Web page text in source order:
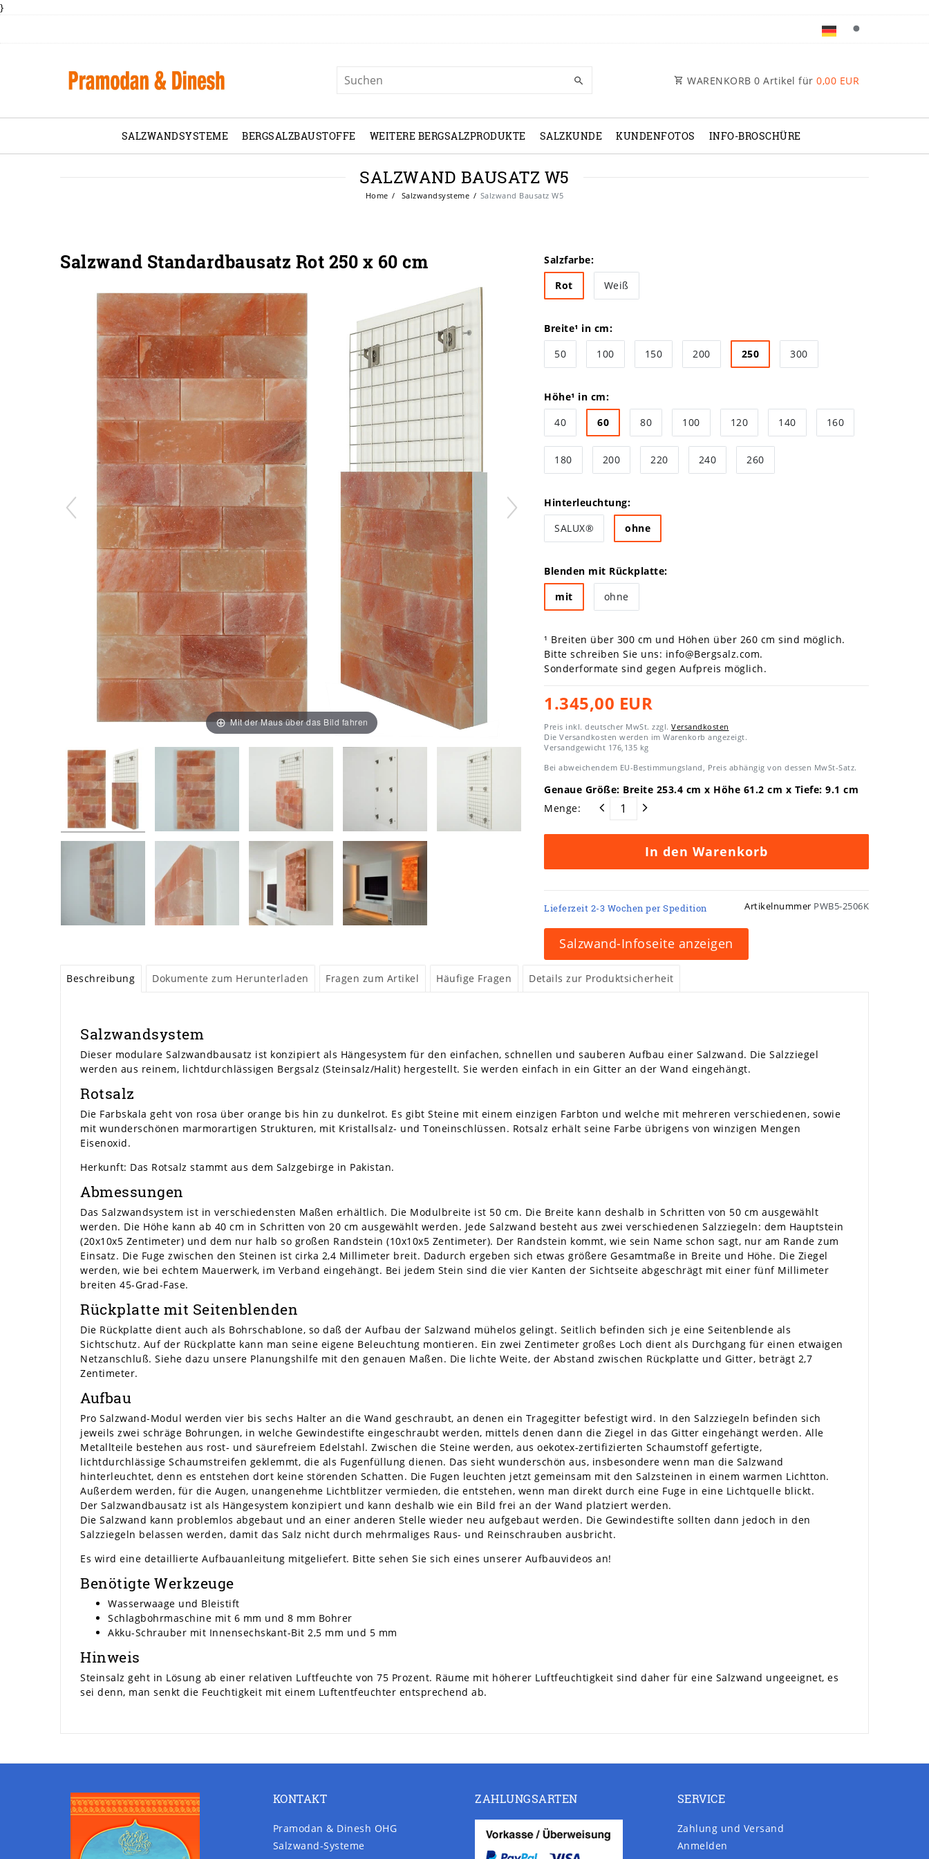
}
WARENKORB 0 Artikel für 0,00 EUR
SALZWANDSYSTEME BERGSALZBAUSTOFFE WEITERE BERGSALZPRODUKTE SALZKUNDE KUNDENFOTOS INFO-BROSCHÜRE
SALZWAND BAUSATZ W5
Home Salzwandsysteme Salzwand Bausatz W5
Salzwand Standardbausatz Rot 250 x 60 cm
Mit der Maus über das Bild fahren
Salzfarbe:
Rot
Weiß
Breite¹ in cm:
50
100 150 200 250 300
Höhe¹ in cm:
40
60 80 100 120 140 160
180 200 220 240 260
Hinterleuchtung:
SALUX®
ohne
Blenden mit Rückplatte:
mit
ohne
¹ Breiten über 300 cm und Höhen über 260 cm sind möglich.
Bitte schreiben Sie uns: info@Bergsalz.com.
Sonderformate sind gegen Aufpreis möglich.
1.345,00 EUR
Preis inkl. deutscher MwSt. zzgl. Versandkosten
Die Versandkosten werden im Warenkorb angezeigt.
Versandgewicht 176,135 kg
Bei abweichendem EU-Bestimmungsland, Preis abhängig von dessen MwSt-Satz.
Genaue Größe: Breite 253.4 cm x Höhe 61.2 cm x Tiefe: 9.1 cm
Menge:
In den Warenkorb
Lieferzeit 2-3 Wochen per Spedition Artikelnummer PWB5-2506K
Salzwand-Infoseite anzeigen
Beschreibung Dokumente zum Herunterladen Fragen zum Artikel Häufige Fragen Details zur Produktsicherheit
Salzwandsystem
Dieser modulare Salzwandbausatz ist konzipiert als Hängesystem für den einfachen, schnellen und sauberen Aufbau einer Salzwand. Die Salzziegel
werden aus reinem, lichtdurchlässigen Bergsalz (Steinsalz/Halit) hergestellt. Sie werden einfach in ein Gitter an der Wand eingehängt.
Rotsalz
Die Farbskala geht von rosa über orange bis hin zu dunkelrot. Es gibt Steine mit einem einzigen Farbton und welche mit mehreren verschiedenen, sowie
mit wunderschönen marmorartigen Strukturen, mit Kristallsalz- und Toneinschlüssen. Rotsalz erhält seine Farbe übrigens von winzigen Mengen
Eisenoxid.
Herkunft: Das Rotsalz stammt aus dem Salzgebirge in Pakistan.
Abmessungen
Das Salzwandsystem ist in verschiedensten Maßen erhältlich. Die Modulbreite ist 50 cm. Die Breite kann deshalb in Schritten von 50 cm ausgewählt
werden. Die Höhe kann ab 40 cm in Schritten von 20 cm ausgewählt werden. Jede Salzwand besteht aus zwei verschiedenen Salzziegeln: dem Hauptstein
(20x10x5 Zentimeter) und dem nur halb so großen Randstein (10x10x5 Zentimeter). Der Randstein kommt, wie sein Name schon sagt, nur am Rande zum
Einsatz. Die Fuge zwischen den Steinen ist cirka 2,4 Millimeter breit. Dadurch ergeben sich etwas größere Gesamtmaße in Breite und Höhe. Die Ziegel
werden, wie bei echtem Mauerwerk, im Verband eingehängt. Bei jedem Stein sind die vier Kanten der Sichtseite abgeschrägt mit einer fünf Millimeter
breiten 45-Grad-Fase.
Rückplatte mit Seitenblenden
Die Rückplatte dient auch als Bohrschablone, so daß der Aufbau der Salzwand mühelos gelingt. Seitlich befinden sich je eine Seitenblende als
Sichtschutz. Auf der Rückplatte kann man seine eigene Beleuchtung montieren. Ein zwei Zentimeter großes Loch dient als Durchgang für einen etwaigen
Netzanschluß. Siehe dazu unsere Planungshilfe mit den genauen Maßen. Die lichte Weite, der Abstand zwischen Rückplatte und Gitter, beträgt 2,7
Zentimeter.
Aufbau
Pro Salzwand-Modul werden vier bis sechs Halter an die Wand geschraubt, an denen ein Tragegitter befestigt wird. In den Salzziegeln befinden sich
jeweils zwei schräge Bohrungen, in welche Gewindestifte eingeschraubt werden, mittels denen dann die Ziegel in das Gitter eingehängt werden. Alle
Metallteile bestehen aus rost- und säurefreiem Edelstahl. Zwischen die Steine werden, aus oekotex-zertifizierten Schaumstoff gefertigte,
lichtdurchlässige Schaumstreifen geklemmt, die als Fugenfüllung dienen. Das sieht wunderschön aus, insbesondere wenn man die Salzwand
hinterleuchtet, denn es entstehen dort keine störenden Schatten. Die Fugen leuchten jetzt gemeinsam mit den Salzsteinen in einem warmen Lichtton.
Außerdem werden, für die Augen, unangenehme Lichtblitzer vermieden, die entstehen, wenn man direkt durch eine Fuge in eine Lichtquelle blickt.
Der Salzwandbausatz ist als Hängesystem konzipiert und kann deshalb wie ein Bild frei an der Wand platziert werden.
Die Salzwand kann problemlos abgebaut und an einer anderen Stelle wieder neu aufgebaut werden. Die Gewindestifte sollten dann jedoch in den
Salzziegeln belassen werden, damit das Salz nicht durch mehrmaliges Raus- und Reinschrauben ausbricht.
Es wird eine detaillierte Aufbauanleitung mitgeliefert. Bitte sehen Sie sich eines unserer Aufbauvideos an!
Benötigte Werkzeuge
Wasserwaage und Bleistift
Schlagbohrmaschine mit 6 mm und 8 mm Bohrer
Akku-Schrauber mit Innensechskant-Bit 2,5 mm und 5 mm
Hinweis
Steinsalz geht in Lösung ab einer relativen Luftfeuchte von 75 Prozent. Räume mit höherer Luftfeuchtigkeit sind daher für eine Salzwand ungeeignet, es
sei denn, man senkt die Feuchtigkeit mit einem Luftentfeuchter entsprechend ab.
KONTAKT
Pramodan & Dinesh OHG
Salzwand-Systeme
ZAHLUNGSARTEN SERVICE
Zahlung und Versand
Anmelden